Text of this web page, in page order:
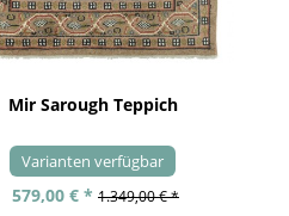
Mir Sarough Teppich
Varianten verfügbar
579,00 € * 1.349,00 € *